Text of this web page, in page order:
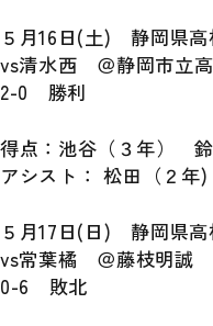
５月16日(土) 静岡県
vs清水西 ＠静岡市立
2-0 勝利
得点：池谷（３年）
アシスト： 松田（２年)
５月17日(日) 静岡県
vs常葉橘 ＠藤枝明誠
0-6 敗北